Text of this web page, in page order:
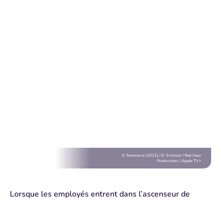
© Severance (2022) / D. Erickson / Red Hour
Productions / Apple TV+
Lorsque les employés entrent dans l’ascenseur de